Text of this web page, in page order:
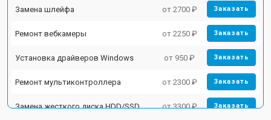
Замена шлейфа от 2700 ₽ Заказать
Ремонт вебкамеры от 2250 ₽ Заказать
Установка драйверов Windows от 950 ₽ Заказать
Ремонт мультиконтроллера от 2300 ₽ Заказать
Замена жесткого диска HDD/SSD от 3300 ₽ Заказать